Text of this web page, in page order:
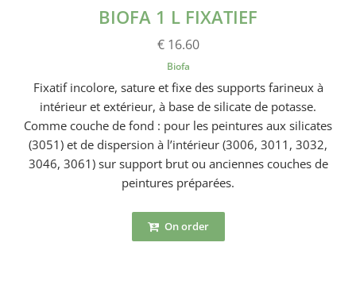
BIOFA 1 L FIXATIEF
€ 16.60
Biofa
Fixatif incolore, sature et fixe des supports farineux à
intérieur et extérieur, à base de silicate de potasse.
Comme couche de fond : pour les peintures aux silicates
(3051) et de dispersion à l’intérieur (3006, 3011, 3032,
3046, 3061) sur support brut ou anciennes couches de
peintures préparées.
On order